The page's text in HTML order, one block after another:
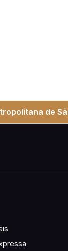
de